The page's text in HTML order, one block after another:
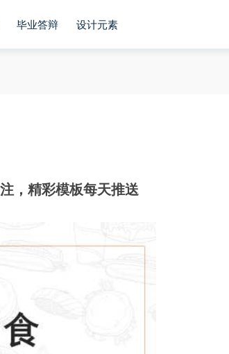
毕业答辩 设计元素
，精彩模板每天推送